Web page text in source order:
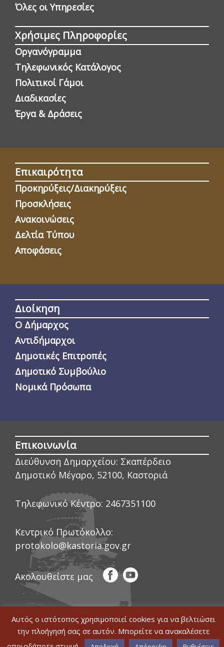
Όλες οι Yπηρεσίες
Χρήσιμες Πληροφορίες
Οργανόγραμμα
Τηλεφωνικός Κατάλογος
Πολιτικοί Γάμοι
Διαδικασίες
Έργα & Δράσεις
Επικαιρότητα
Προκηρύξεις/Διακηρύξεις
Προσκλήσεις
Ανακοινώσεις
Δελτία Τύπου
Αποφάσεις
Διοίκηση
Ο Δήμαρχος
Αντιδήμαρχοι
Δημοτικές Επιτροπές
Δημοτικό Συμβούλιο
Νομικά Πρόσωπα
Επικοινωνία
Διεύθυνση Δημαρχείου: Σκαπέρδειο
Δημοτικό Μέγαρο, 52100, Καστοριά
Τηλεφωνικό Κέντρο: 2467351100
Κεντρικό Πρωτόκολλο:
protokolo@kastoria.gov.gr
Ακολουθείστε μας
© COPYRIGHT ΔΗΜΟΣ ΚΑΣΤΟΡΙΑΣ 2020
WEB DEVELOPMENT BY ΕΓΚΡΙΤΟΣ
GRAPHICS DESIGN BY CIRCUS
Δήλωση Προσβασιμότητας
Αυτός ο ιστότοπος χρησιμοποιεί cookies για να βελτιώσει
την πλοήγησή σας σε αυτόν. Μπορείτε να ανακαλέσετε